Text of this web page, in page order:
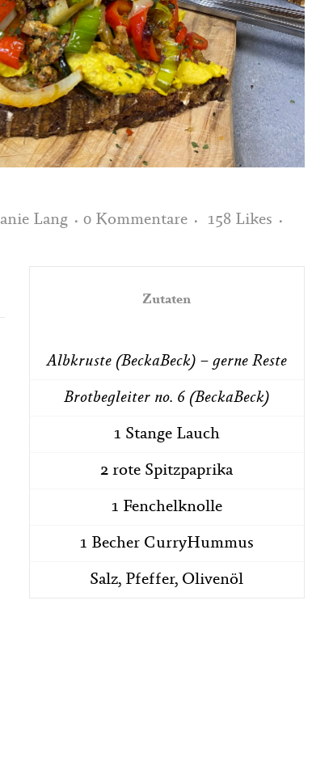
Lang 0 Kommentare 158 Likes
Zutaten
Albkruste (BeckaBeck) – gerne Reste
Brotbegleiter no. 6 (BeckaBeck)
1 Stange Lauch
2 rote Spitzpaprika
1 Fenchelknolle
1 Becher CurryHummus
Salz, Pfeffer, Olivenöl